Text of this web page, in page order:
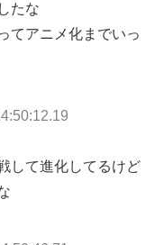
たな
てアニメ化までいっ
して進化してるけど